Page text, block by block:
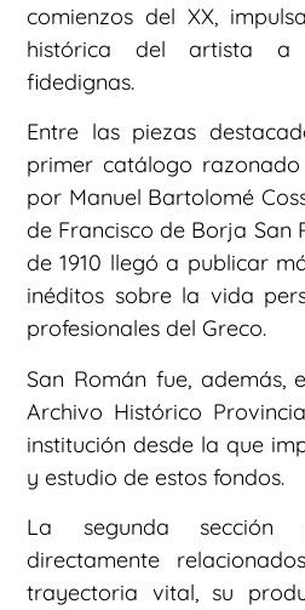
comienzos del XX,
histórica del artista
fidedignas.
Entre las piezas
primer catálogo
por Manuel Bartolomé
de Francisco de Borja San
de 1910 llegó a publicar
inéditos sobre la vida
profesionales del Greco.
San Román fue, además,
Archivo Histórico
institución desde la que
y estudio de estos fondos.
La segunda sección
directamente
trayectoria vital, su